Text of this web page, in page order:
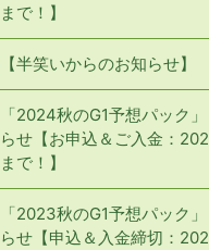
まで！】
【半笑いからのお知らせ】
「2024秋のG1予想パック
らせ【お申込＆ご入金：
まで！】
「2023秋のG1予想パック
らせ【申込＆入金締切：